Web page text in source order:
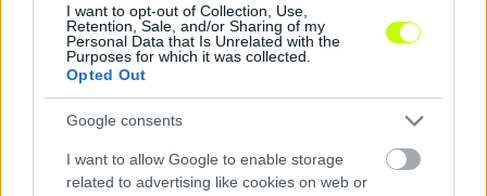
I want to opt-out of Collection, Use,
Retention, Sale, and/or Sharing of my
Personal Data that Is Unrelated with the
Purposes for which it was collected.
Opted Out
Google consents
I want to allow Google to enable storage
related to advertising like cookies on web or